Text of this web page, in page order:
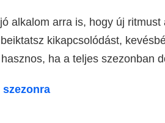
alkalom arra is, hogy új
kikapcsolódást,
ha a teljes szezonban